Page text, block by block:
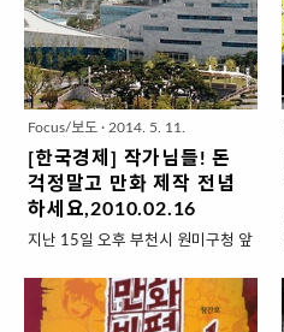
및 지원 방식에서의 난제, 사업비 확
보의 어려움 등으로 작년 12월부터
서비스를 중단했으며 지난 6월, 1개
월 간 재오픈해 오픈 베타 서비스를
운영하며 고객의 불만사항과 문제
비스는 코믹타운에 등록된 모든 콘
텐츠를 로그인 없이 이용할 수 있는
만화 콘텐츠 열람 서비스와 자신의
저작물을 등록할 수 있는 만화 콘텐
재 만화 콘텐츠 열람 서비스의 일환
으로 ‘12부작 웹툰 공모 당선작’이
Focus/보도 · 2014. 5. 11.
[한국경제] 작가님들! 돈
걱정말고 만화 제작 전념
하세요,2010.02.16
지난 15일 오후 부천시 원미구청 앞
한 만화콘텐츠제작업체 '플라잉툰'.
만화캐릭터 인형들이 잔뜩 쌓여 있